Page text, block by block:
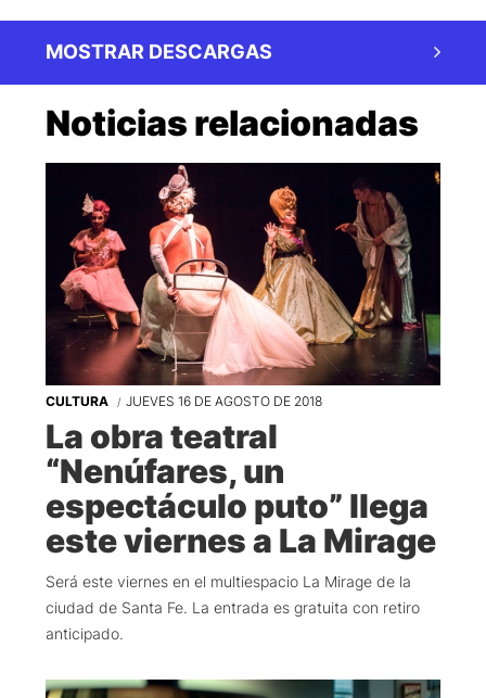
MOSTRAR DESCARGAS
Noticias relacionadas
CULTURA JUEVES 16 DE AGOSTO DE 2018
La obra teatral
“Nenúfares, un
espectáculo puto” llega
este viernes a La Mirage
Será este viernes en el multiespacio La Mirage de la
ciudad de Santa Fe. La entrada es gratuita con retiro
anticipado.